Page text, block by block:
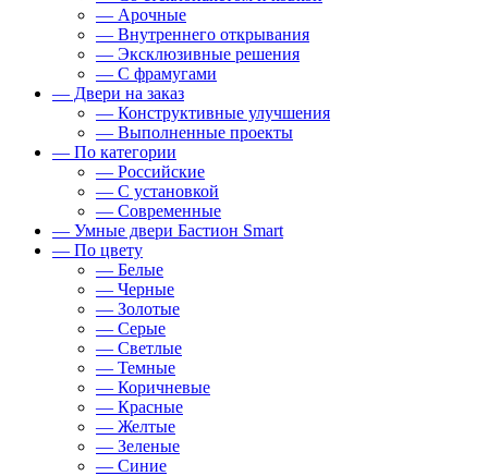
— Арочные
— Внутреннего открывания
— Эксклюзивные решения
— С фрамугами
— Двери на заказ
— Конструктивные улучшения
— Выполненные проекты
— По категории
— Российские
— С установкой
— Современные
— Умные двери Бастион Smart
— По цвету
— Белые
— Черные
— Золотые
— Серые
— Светлые
— Темные
— Коричневые
— Красные
— Желтые
— Зеленые
— Синие